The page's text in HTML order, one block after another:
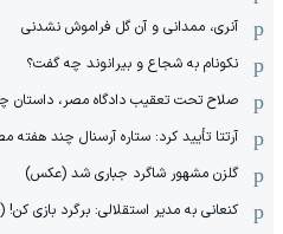
آنری، ممدانی و آن گل فراموش نشدنی
نکونام به شجاع و بیرانوند چه گفت؟
صلاح تحت تعقیب دادگاه مصر، داستان
آرتتا تأیید کرد: ستاره آرسنال چند
گلزن مشهور شاگرد جباری شد (عکس)
کنعانی به مدیر استقلالی: برگرد بازی